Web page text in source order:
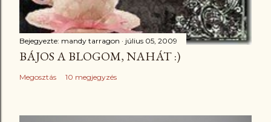
Bejegyezte: mandy tarragon július 05, 2009
BÁJOS A BLOGOM, NAHÁT :)
Megosztás 10 megjegyzés